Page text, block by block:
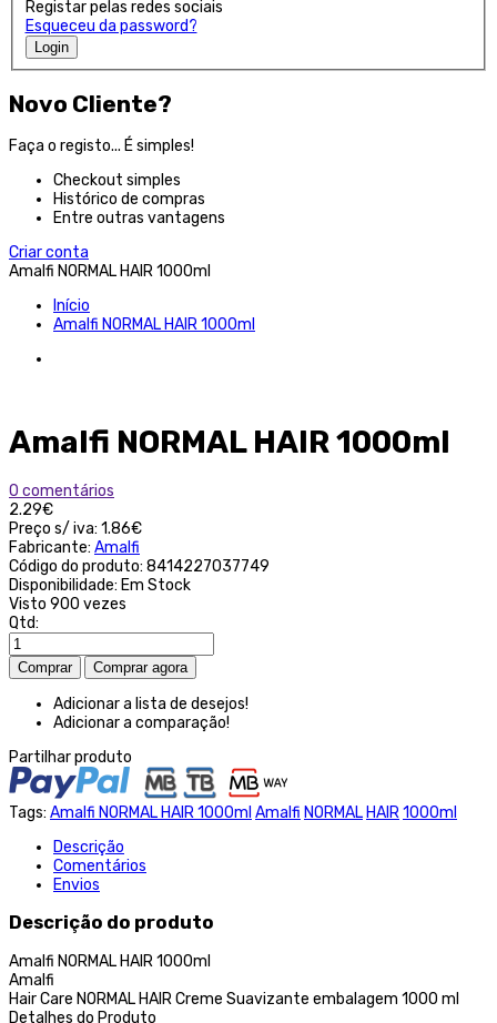
Registar pelas redes sociais
Esqueceu da password?
Login
Novo Cliente?
Faça o registo... É simples!
Checkout simples
Histórico de compras
Entre outras vantagens
Criar conta
Amalfi NORMAL HAIR 1000ml
Início
Amalfi NORMAL HAIR 1000ml
Amalfi NORMAL HAIR 1000ml
0 comentários
2.29€
Preço s/ iva: 1.86€
Fabricante: Amalfi
Código do produto: 8414227037749
Disponibilidade: Em Stock
Visto 900 vezes
Qtd:
Adicionar a lista de desejos!
Adicionar a comparação!
Partilhar produto
Tags: Amalfi NORMAL HAIR 1000ml Amalfi NORMAL HAIR1000ml
Descrição
Comentários
Envios
Descrição do produto
Amalfi NORMAL HAIR 1000ml
Amalfi
Hair Care NORMAL HAIR Creme Suavizante embalagem 1000 ml
Detalhes do Produto